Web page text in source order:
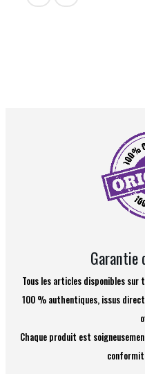
Garantie
Tous les articles disponibles
100 % authentiques, issus
Chaque produit est